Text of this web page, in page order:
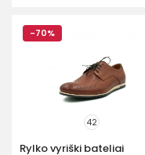
-70%
42
Rylko vyriški bateliai